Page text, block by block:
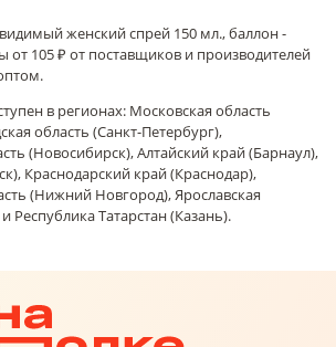
женский спрей 150 мл., баллон -
105 ₽ от поставщиков и производителей
в регионах: Московская область
область (Санкт-Петербург),
(Новосибирск), Алтайский край (Барнаул),
Краснодарский край (Краснодар),
(Нижний Новгород), Ярославская
Республика Татарстан (Казань).